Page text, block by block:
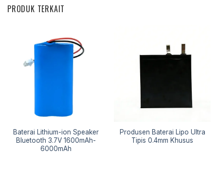
PRODUK TERKAIT
Baterai Lithium-ion Speaker
Bluetooth 3.7V 1600mAh-
6000mAh
Produsen Baterai Lipo Ultra
Tipis 0.4mm Khusus